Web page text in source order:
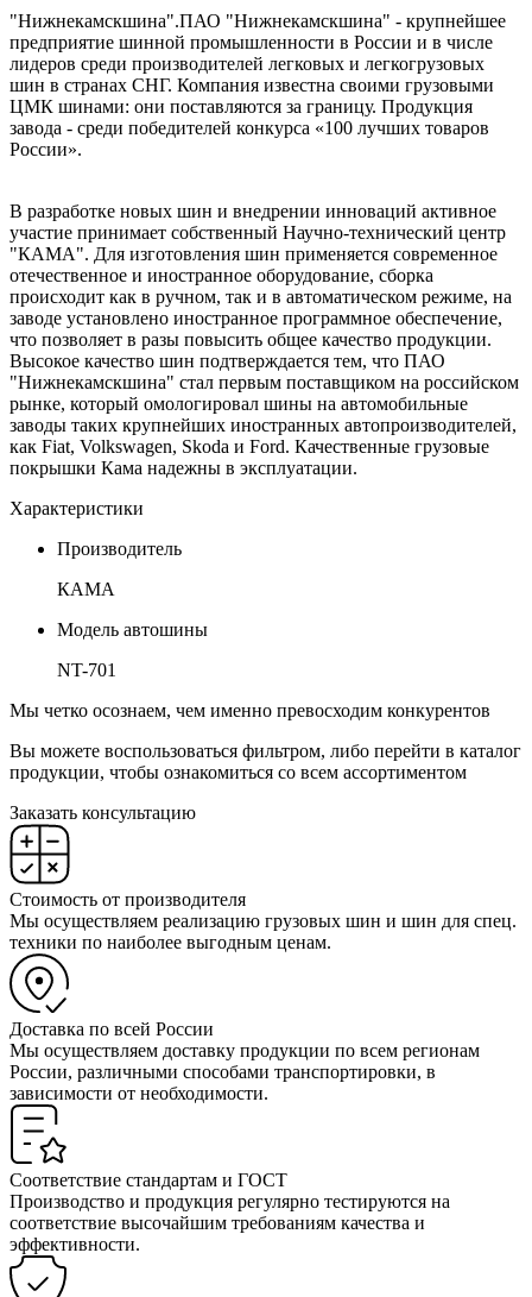
"Нижнекамскшина".ПАО "Нижнекамскшина" - крупнейшее
предприятие шинной промышленности в России и в числе
лидеров среди производителей легковых и легкогрузовых
шин в странах СНГ. Компания известна своими грузовыми
ЦМК шинами: они поставляются за границу. Продукция
завода - среди победителей конкурса «100 лучших товаров
России».
В разработке новых шин и внедрении инноваций активное
участие принимает собственный Научно-технический центр
"КАМА". Для изготовления шин применяется современное
отечественное и иностранное оборудование, сборка
происходит как в ручном, так и в автоматическом режиме, на
заводе установлено иностранное программное обеспечение,
что позволяет в разы повысить общее качество продукции.
Высокое качество шин подтверждается тем, что ПАО
"Нижнекамскшина" стал первым поставщиком на российском
рынке, который омологировал шины на автомобильные
заводы таких крупнейших иностранных автопроизводителей,
как Fiat, Volkswagen, Skoda и Ford. Качественные грузовые
покрышки Кама надежны в эксплуатации.
Характеристики
Производитель
КАМА
Модель автошины
NT-701
Мы четко осознаем, чем именно превосходим конкурентов
Вы можете воспользоваться фильтром, либо перейти в каталог
продукции, чтобы ознакомиться со всем ассортиментом
Заказать консультацию
Стоимость от производителя
Мы осуществляем реализацию грузовых шин и шин для спец.
техники по наиболее выгодным ценам.
Доставка по всей России
Мы осуществляем доставку продукции по всем регионам
России, различными способами транспортировки, в
зависимости от необходимости.
Соответствие стандартам и ГОСТ
Производство и продукция регулярно тестируются на
соответствие высочайшим требованиям качества и
эффективности.